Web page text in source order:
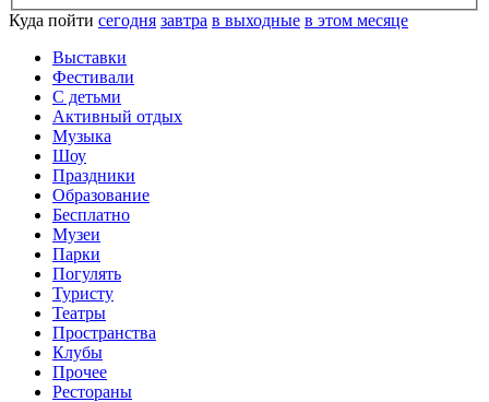
Куда пойти сегодня завтра в выходные в этом месяце
Выставки
Фестивали
С детьми
Активный отдых
Музыка
Шоу
Праздники
Образование
Бесплатно
Музеи
Парки
Погулять
Туристу
Театры
Пространства
Клубы
Прочее
Рестораны